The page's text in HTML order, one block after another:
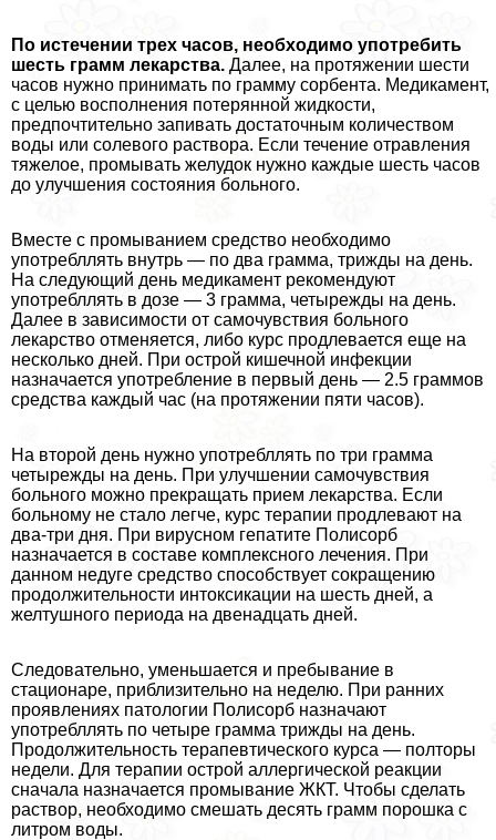
По истечении трех часов, необходимо употребить
шесть грамм лекарства. Далее, на протяжении шести
часов нужно принимать по грамму сорбента. Медикамент,
с целью восполнения потерянной жидкости,
предпочтительно запивать достаточным количеством
воды или солевого раствора. Если течение отравления
тяжелое, промывать желудок нужно каждые шесть часов
до улучшения состояния больного.
Вместе с промыванием средство необходимо
употрeбллять внутрь — по два грамма, трижды на день.
На следующий день медикамент рекомендуют
употрeбллять в дозе — 3 грамма, четырежды на день.
Далее в зависимости от самочувствия больного
лекарство отменяется, либо курс продлевается еще на
несколько дней. При острой кишечной инфекции
назначается употрeбление в первый день — 2.5 граммов
средства каждый час (на протяжении пяти часов).
На второй день нужно употрeбллять по три грамма
четырежды на день. При улучшении самочувствия
больного можно прекращать прием лекарства. Если
больному не стало легче, курс терапии продлевают на
два-три дня. При вирусном гепатите Полисорб
назначается в составе комплексного лечения. При
данном недуге средство способствует сокращению
продолжительности интоксикации на шесть дней, а
желтушного периода на двенадцать дней.
Следовательно, уменьшается и пребывание в
стационаре, приблизительно на неделю. При ранних
проявлениях патологии Полисорб назначают
употрeбллять по четыре грамма трижды на день.
Продолжительность терапевтического курса — полторы
недели. Для терапии острой аллергической реакции
сначала назначается промывание ЖКТ. Чтобы сделать
раствор, необходимо смешать десять грамм порошка с
литром воды.